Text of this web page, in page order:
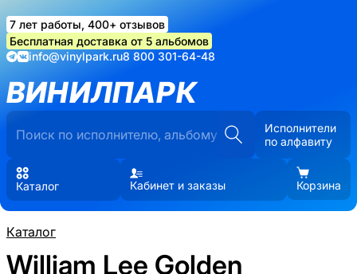
7 лет работы, 400+ отзывов
Бесплатная доставка от 5 альбомов
info@vinylpark.ru8 800 301-64-48
ВИНИЛПАРК
Исполнители
по алфавиту
Каталог Кабинет и заказы Корзина
Каталог
William Lee Golden